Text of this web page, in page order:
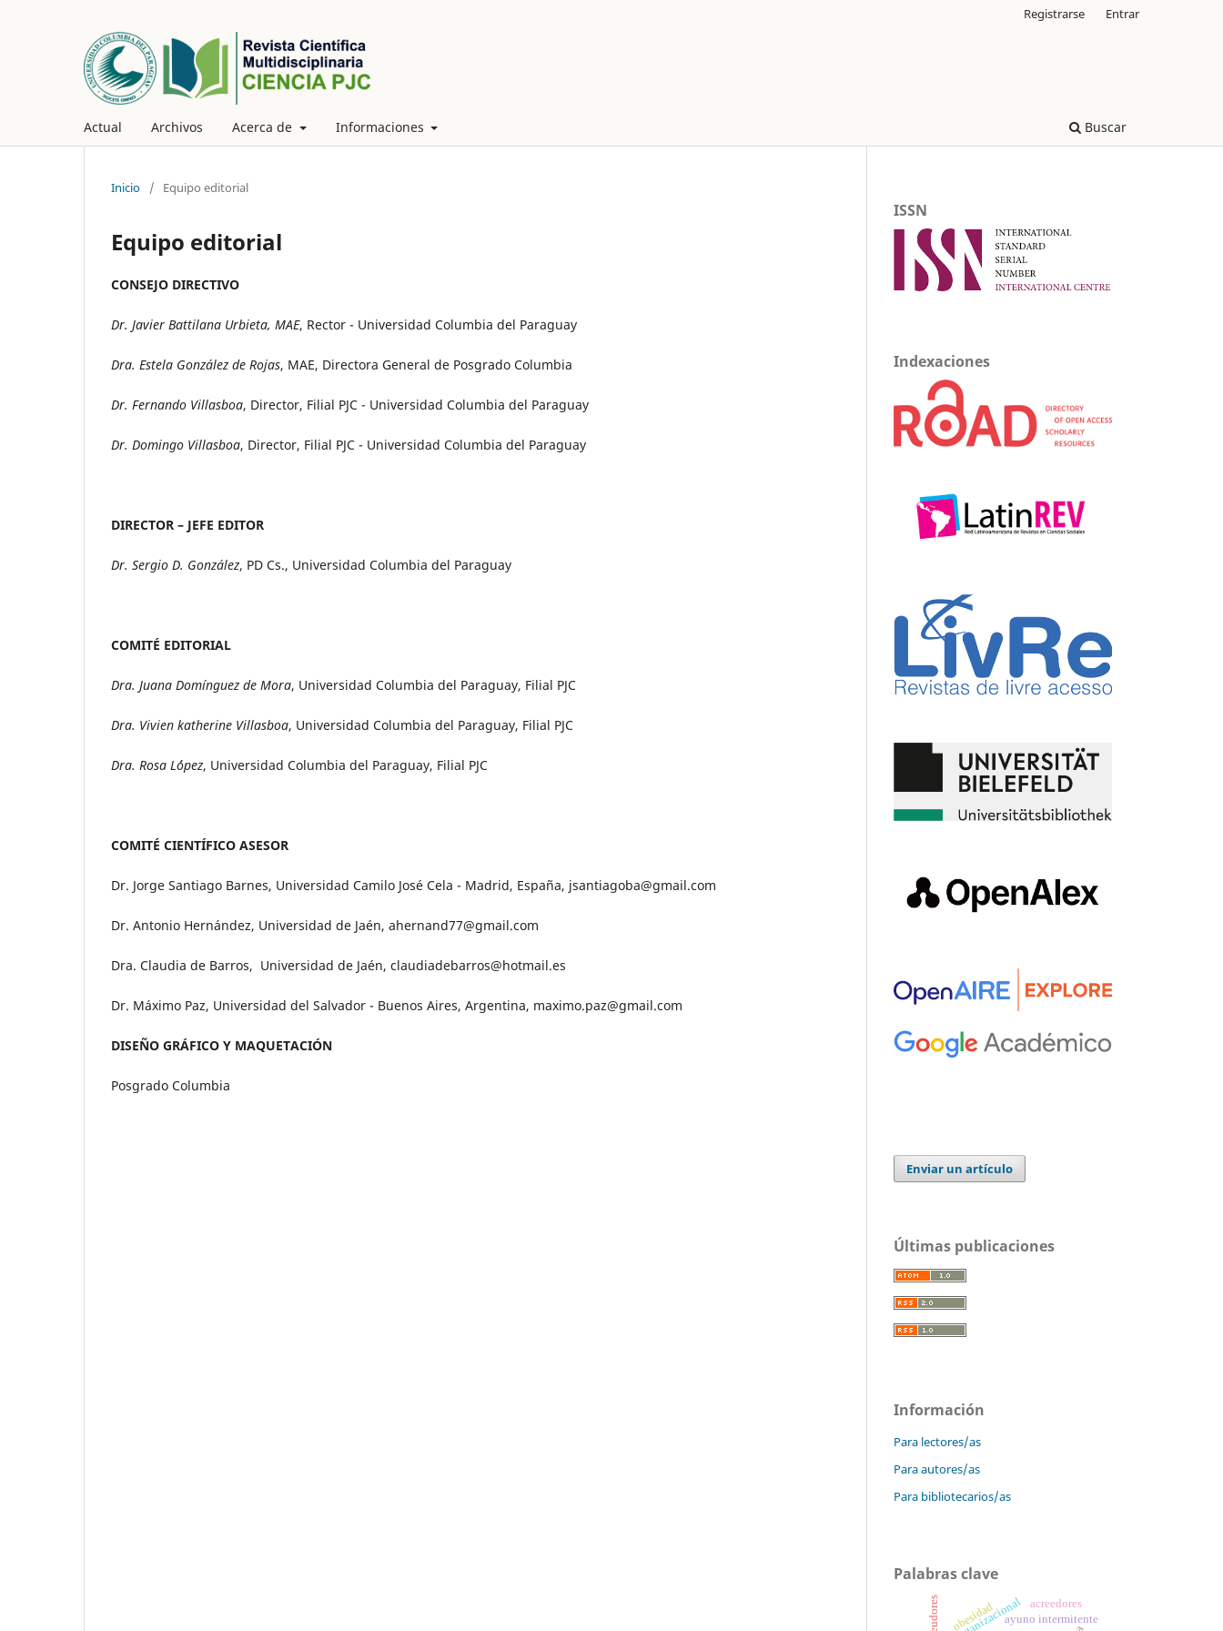
Actual Archivos Acerca de Informaciones Buscar
Registrarse Entrar
Inicio / Equipo editorial
Equipo editorial
CONSEJO DIRECTIVO
Dr. Javier Battilana Urbieta, MAE, Rector - Universidad Columbia del Paraguay
Dra. Estela González de Rojas, MAE, Directora General de Posgrado Columbia
Dr. Fernando Villasboa, Director, Filial PJC - Universidad Columbia del Paraguay
Dr. Domingo Villasboa, Director, Filial PJC - Universidad Columbia del Paraguay
DIRECTOR – JEFE EDITOR
Dr. Sergio D. González, PD Cs., Universidad Columbia del Paraguay
COMITÉ EDITORIAL
Dra. Juana Domínguez de Mora, Universidad Columbia del Paraguay, Filial PJC
Dra. Vivien katherine Villasboa, Universidad Columbia del Paraguay, Filial PJC
Dra. Rosa L´ópez, Universidad Columbia del Paraguay, Filial PJC
COMITÉ CIENTÍFICO ASESOR
Dr. Jorge Santiago Barnes, Universidad Camilo José Cela - Madrid, España, jsantiagoba@gmail.com
Dr. Antonio Hernández, Universidad de Jaén, ahernand77@gmail.com
Dra. Claudia de Barros, Universidad de Jaén, claudiadebarros@hotmail.es
Dr. Máximo Paz, Universidad del Salvador - Buenos Aires, Argentina, maximo.paz@gmail.com
DISEÑO GRÁFICO Y MAQUETACIÓN
Posgrado Columbia
ISSN
Indexaciones
Enviar un artículo
Últimas publicaciones
Información
Para lectores/as
Para autores/as
Para bibliotecarios/as
Palabras clave
ayuno intermitente
obesidad acreedores
deudores